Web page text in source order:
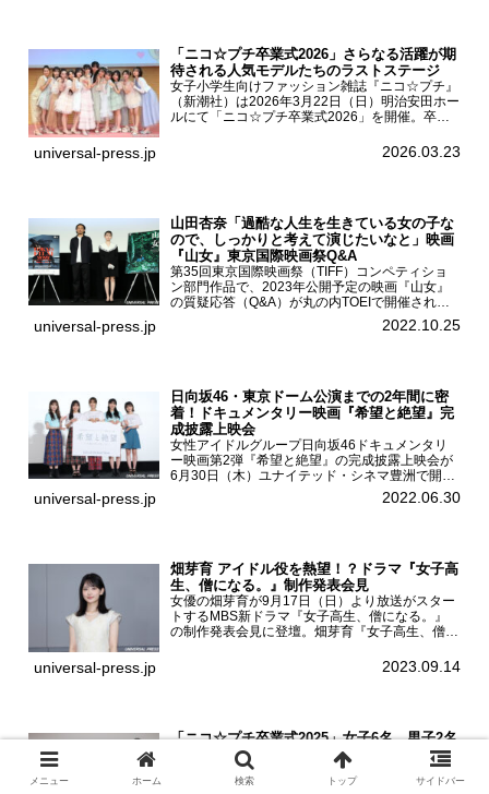
「ニコ☆プチ卒業式2026」さらなる活躍が期
待される人気モデルたちのラストステージ
女子小学生向けファッション雑誌『ニコ☆プチ』
（新潮社）は2026年3月22日（日）明治安田ホー
ルにて「ニコ☆プチ卒業式2026」を開催。卒業
ん、末永ひなた、高梨琴乃、土井ありさ、藤田蒼
universal-press.jp 2026.03.23
山田杏奈「過酷な人生を生きている女の子な
ので、しっかりと考えて演じたいなと」映画
『山女』東京国際映画祭Q&A
第35回東京国際映画祭（TIFF）コンペティショ
ン部門作品で、2023年公開予定の映画『山女』
の質疑応答（Q&A）が丸の内TOEIで開催され、
主演を務めた女優の山田杏奈、監督の福永壮志が
登壇。本作について語った。映画『山女』第35
universal-press.jp 2022.10.25
日向坂46・東京ドーム公演までの2年間に密
着！ドキュメンタリー映画『希望と絶望』完
成披露上映会
女性アイドルグループ日向坂46ドキュメンタリ
ー映画第2弾『希望と絶望』の完成披露上映会が
6月30日（木）ユナイテッド・シネマ豊洲で開催
され、日向坂46メンバーの加藤史帆、齊藤京
子、佐々木久美、富田鈴花、松田好花の5人が登
universal-press.jp 2022.06.30
畑芽育 アイドル役を熱望！？ドラマ『女子高
生、僧になる。』制作発表会見
女優の畑芽育が9月17日（日）より放送がスター
トするMBS新ドラマ『女子高生、僧になる。』
の制作発表会見に登壇。畑芽育『女子高生、僧に
ーについて「下白石麦は頭にビックリマークと、
universal-press.jp 2023.09.14
「ニコ☆プチ卒業式2025」女子6名、男子2名
が最後のイベントに登場！
飯豊まりえ、永野芽郁、生見愛瑠、横浜流星（メ
ンズモデル）らを輩出した女子小学生向けのファ
メニュー ホーム 検索 トップ サイドバー